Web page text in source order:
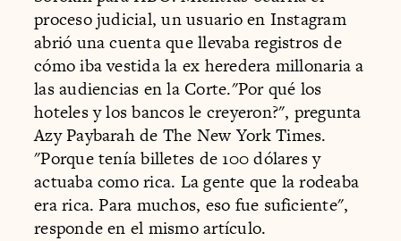
proceso judicial, un usuario en Instagram
abrió una cuenta que llevaba registros de
cómo iba vestida la ex heredera millonaria a
las audiencias en la Corte."Por qué los
hoteles y los bancos le creyeron?", pregunta
Azy Paybarah de The New York Times.
"Porque tenía billetes de 100 dólares y
actuaba como rica. La gente que la rodeaba
era rica. Para muchos, eso fue suficiente",
responde en el mismo artículo.